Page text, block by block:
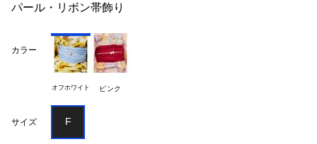
パール・リボン帯飾り
カラー
オフホワイト ピンク
サイズ F